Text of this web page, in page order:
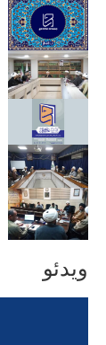
ویدئو